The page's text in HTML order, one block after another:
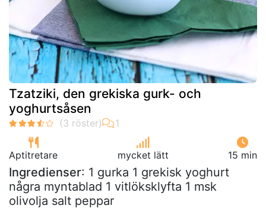
Tzatziki, den grekiska gurk- och
yoghurtsåsen
Aptitretare mycket lätt 15 min
Ingredienser: 1 gurka 1 grekisk yoghurt
några myntablad 1 vitlöksklyfta 1 msk
olivolja salt peppar